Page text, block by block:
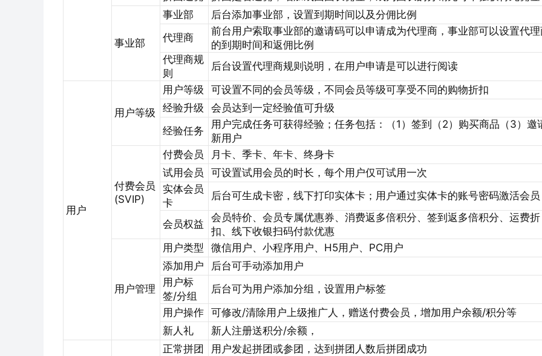
事业部
事业部
后台添加事业部，设置到期时间以及分佣比例
代理商
前台用户索取事业部的邀请码可以申请成为代理商，事业部可以设置代
的到期时间和返佣比例
代理商规
则
后台设置代理商规则说明，在用户申请是可以进行阅读
用户
用户等级
用户等级
可设置不同的会员等级，不同会员等级可享受不同的购物折扣
经验升级
会员达到一定经验值可升级
经验任务
用户完成任务可获得经验；任务包括：（1）签到（2）购买商品（3）邀
新用户
付费会员
(SVIP)
付费会员
月卡、季卡、年卡、终身卡
试用会员
可设置试用会员的时长，每个用户仅可试用一次
实体会员
卡
后台可生成卡密，线下打印实体卡；用户通过实体卡的账号密码激活会员
会员权益
会员特价、会员专属优惠券、消费返多倍积分、签到返多倍积分、运费折
扣、线下收银扫码付款优惠
用户管理
用户类型
微信用户、小程序用户、H5用户、PC用户
添加用户
后台可手动添加用户
用户标
签/分组
后台可为用户添加分组，设置用户标签
用户操作 可修改/清除用户上级推广人，赠送付费会员，增加用户余额/积分等
新人礼
新人注册送积分/余额，
正常拼团
用户发起拼团或参团，达到拼团人数后拼团成功